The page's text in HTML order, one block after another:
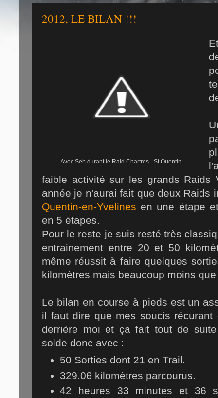
2012, LE BILAN !!!
Avec Seb durant le Raid Chartres - St Quentin.
faible activité sur les grands Raids
année je n'aurai fait que deux Raids
Quentin-en-Yvelines en une étape
en 5 étapes.
Pour le reste je suis resté très
entrainement entre 20 et 50
même réussit à faire quelques
kilomètres mais beaucoup moins
Le bilan en course à pieds est un
il faut dire que mes soucis récurant
derrière moi et ça fait tout de
solde donc avec :
50 Sorties dont 21 en Trail.
329.06 kilomètres parcourus.
42 heures 33 minutes et 36